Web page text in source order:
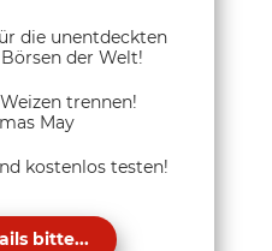
die unentdeckten
der Welt!
trennen!
May
kostenlos testen!
bitte...